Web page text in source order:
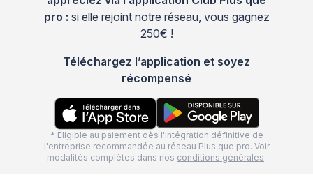
pro : si elle rejoint notre réseau, vous gagnez
250€ !
Téléchargez l’application et soyez
récompensé
* Eligible au paiement dès l'intégration définitive de
l'entreprise recommandée au réseau Plus que pro. Voir
modalités complètes dans nos conditions générales.